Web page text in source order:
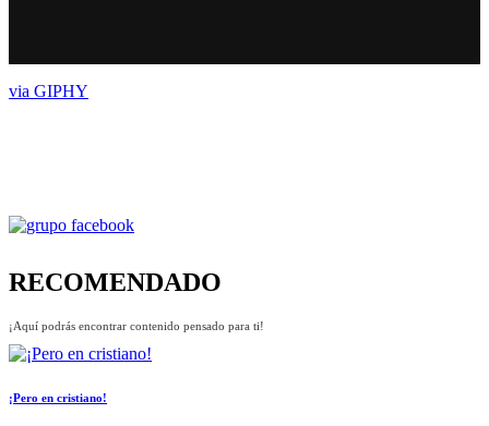
via GIPHY
RECOMENDADO
¡Aquí podrás encontrar contenido pensado para ti!
¡Pero en cristiano!